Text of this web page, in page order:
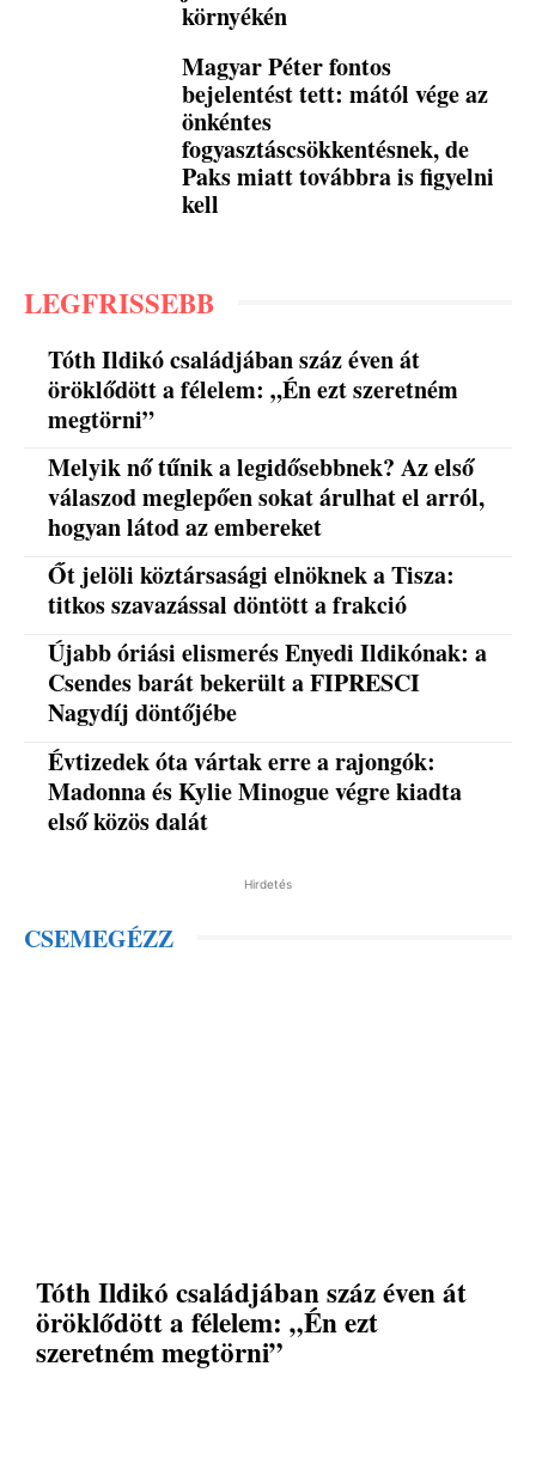
környékén
Magyar Péter fontos
bejelentést tett: mától vége az
önkéntes
fogyasztáscsökkentésnek, de
Paks miatt továbbra is figyelni
kell
LEGFRISSEBB
Tóth Ildikó családjában száz éven át
öröklődött a félelem: „Én ezt szeretném
megtörni”
Melyik nő tűnik a legidősebbnek? Az első
válaszod meglepően sokat árulhat el arról,
hogyan látod az embereket
Őt jelöli köztársasági elnöknek a Tisza:
titkos szavazással döntött a frakció
Újabb óriási elismerés Enyedi Ildikónak: a
Csendes barát bekerült a FIPRESCI
Nagydíj döntőjébe
Évtizedek óta vártak erre a rajongók:
Madonna és Kylie Minogue végre kiadta
első közös dalát
Hirdetés
CSEMEGÉZZ
Tóth Ildikó családjában száz éven át
öröklődött a félelem: „Én ezt
szeretném megtörni”